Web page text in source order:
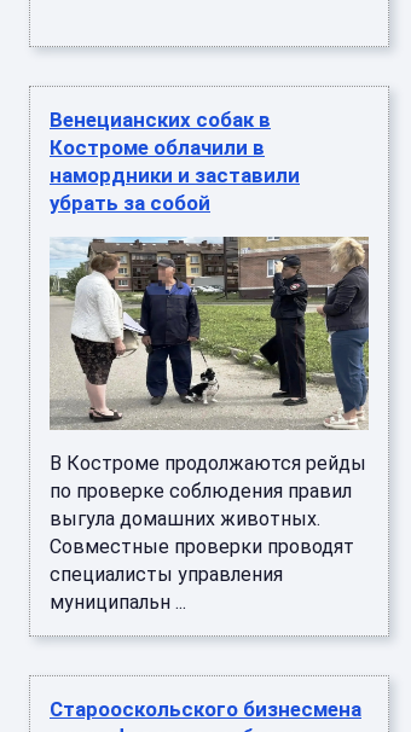
Венецианских собак в
Костроме облачили в
намордники и заставили
убрать за собой
В Костроме продолжаются рейды
по проверке соблюдения правил
выгула домашних животных.
Совместные проверки проводят
специалисты управления
муниципальн ...
Старооскольского бизнесмена